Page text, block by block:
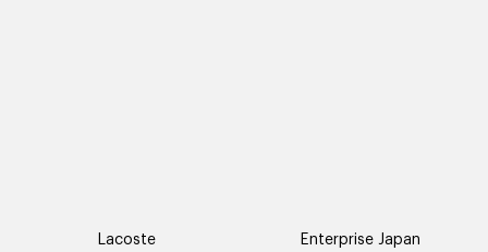
Lacoste Enterprise Japan